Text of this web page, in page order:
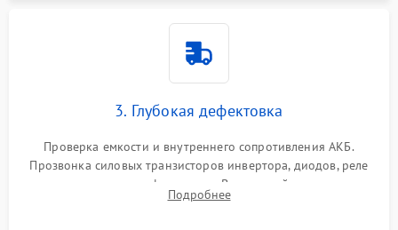
3. Глубокая дефектовка
Проверка емкости и внутреннего сопротивления АКБ.
Прозвонка силовых транзисторов инвертора, диодов, реле
переключения и трансформатора. Визуальный поиск вздутых
конденсаторов и прогаров на печатной плате.
Подробнее